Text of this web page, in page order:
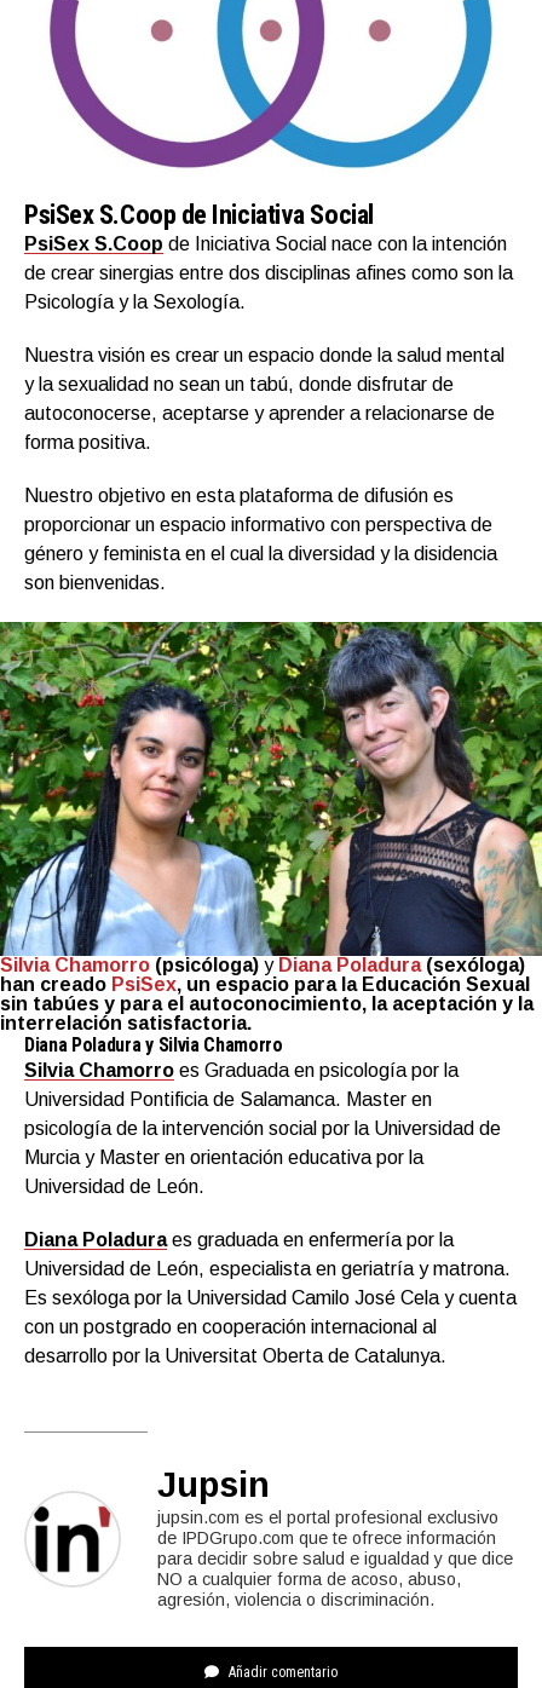
PsiSex S.Coop de Iniciativa Social
PsiSex S.Coop de Iniciativa Social nace con la intención
de crear sinergias entre dos disciplinas afines como son la
Psicología y la Sexología.
Nuestra visión es crear un espacio donde la salud mental
y la sexualidad no sean un tabú, donde disfrutar de
autoconocerse, aceptarse y aprender a relacionarse de
forma positiva.
Nuestro objetivo en esta plataforma de difusión es
proporcionar un espacio informativo con perspectiva de
género y feminista en el cual la diversidad y la disidencia
son bienvenidas.
Silvia Chamorro (psicóloga) y Diana Poladura(sexóloga)
han creado PsiSex, un espacio para la Educación Sexual
sin tabúes y para el autoconocimiento, la aceptación y la
interrelación satisfactoria.
Diana Poladura y Silvia Chamorro
Silvia Chamorro es Graduada en psicología por la
Universidad Pontificia de Salamanca. Master en
psicología de la intervención social por la Universidad de
Murcia y Master en orientación educativa por la
Universidad de León.
Diana Poladuraes graduada en enfermería por la
Universidad de León, especialista en geriatría y matrona.
Es sexóloga por la Universidad Camilo José Cela y cuenta
con un postgrado en cooperación internacional al
desarrollo por la Universitat Oberta de Catalunya.
Jupsin
jupsin.com es el portal profesional exclusivo
de IPDGrupo.com que te ofrece información
para decidir sobre salud e igualdad y que dice
NO a cualquier forma de acoso, abuso,
agresión, violencia o discriminación.
Añadir comentario